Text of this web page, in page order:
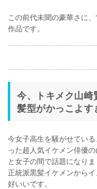
この前代未聞の豪華さに
今、トキメク山
髪型がかっこよす
今女子高生を騒がせてい
った超人気イケメン俳優
と女子の間で話題になりま
正統派黒髪イケメンから
好いいです。